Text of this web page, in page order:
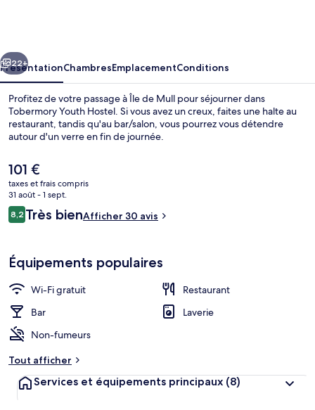
Vue depuis l’hébergement
Suivant
22+
PrésentationChambresEmplacementConditions
Profitez de votre passage à Île de Mull pour séjourner dans
Tobermory Youth Hostel. Si vous avez un creux, faites une halte au
restaurant, tandis qu'au bar/salon, vous pourrez vous détendre
autour d'un verre en fin de journée.
Le
prix
actuel
est
de
101 €
taxes et frais compris
31 août - 1 sept.
Avis
voyageurs
8,28,2 sur 10
Très bienAfficher 30 avis
Équipements populaires
Wi-Fi gratuit
Restaurant
Bar
Laverie
Non-fumeurs
Tout afficher
Services et équipements principaux (8)